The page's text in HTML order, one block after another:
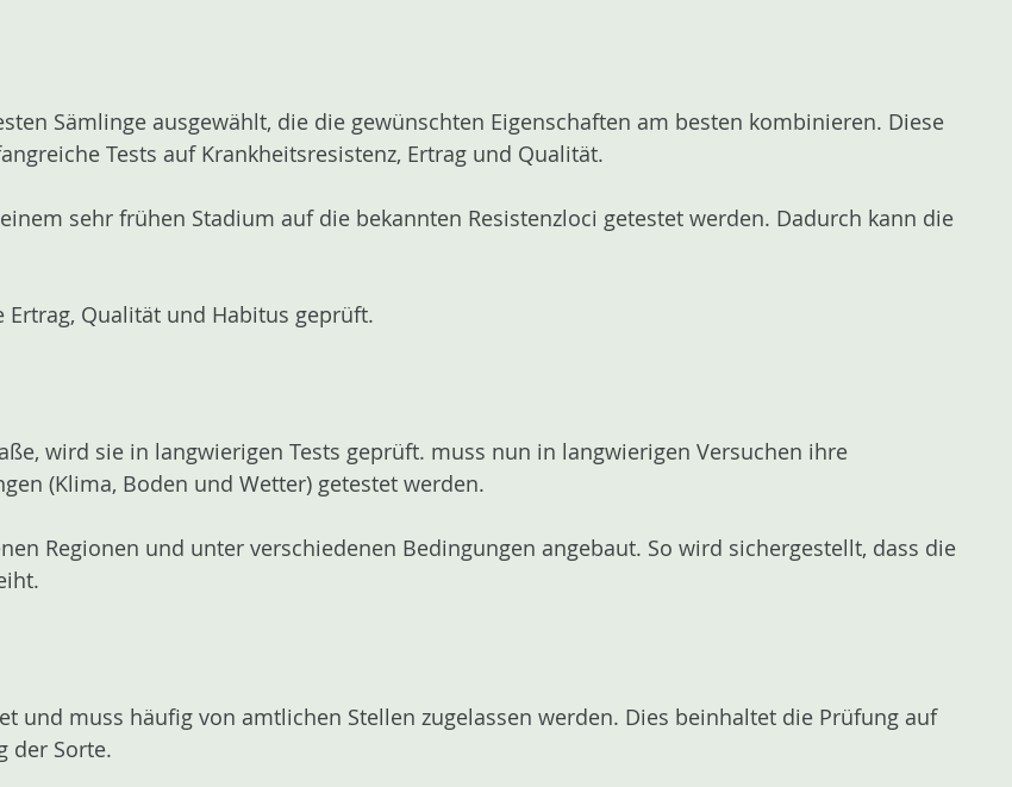
Sämlinge ausgewählt, die die gewünschten Eigenschaften am besten kombinieren. Diese
Tests auf Krankheitsresistenz, Ertrag und Qualität.
sehr frühen Stadium auf die bekannten Resistenzloci getestet werden. Dadurch kann die
Qualität und Habitus geprüft.
wird sie in langwierigen Tests geprüft. muss nun in langwierigen Versuchen ihre
(Klima, Boden und Wetter) getestet werden.
Regionen und unter verschiedenen Bedingungen angebaut. So wird sichergestellt, dass die
und muss häufig von amtlichen Stellen zugelassen werden. Dies beinhaltet die Prüfung auf
der Sorte.